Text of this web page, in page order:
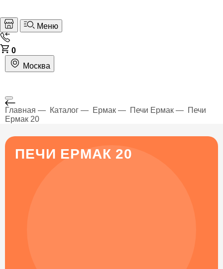
Меню
0
Москва
Главная Каталог Ермак Печи Ермак
Печи
Ермак 20
ПЕЧИ ЕРМАК 20